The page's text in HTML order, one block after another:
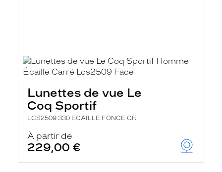
Lunettes de vue Le
Coq Sportif
LCS2509 330 ECAILLE FONCE CR
À partir de
229,00 €